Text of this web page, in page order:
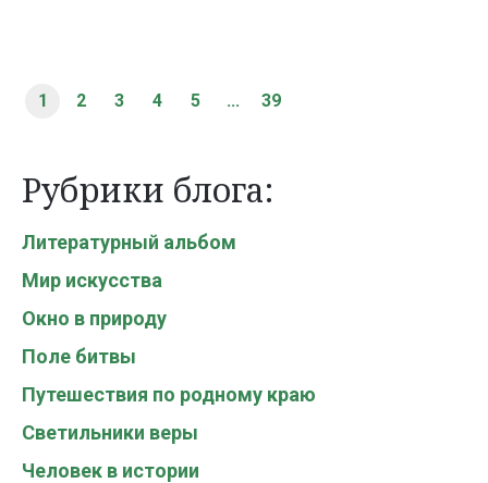
1 2 3 4 5 ... 39
Рубрики блога:
Литературный альбом
Мир искусства
Окно в природу
Поле битвы
Путешествия по родному краю
Светильники веры
Человек в истории